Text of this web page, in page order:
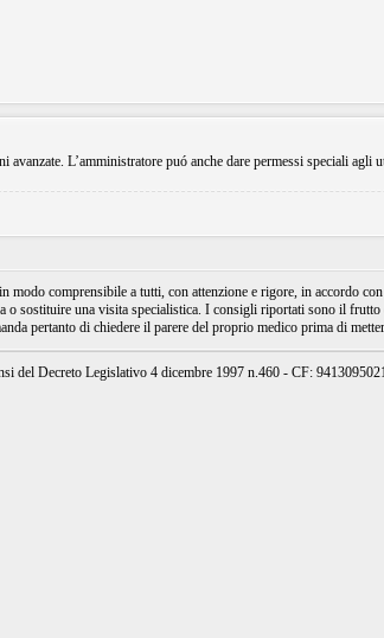
L’amministratore puó anche dare permessi speciali
comprensibile a tutti, con attenzione e rigore, in accordo
una visita specialistica. I consigli riportati sono il
pertanto di chiedere il parere del proprio medico prima di
del Decreto Legislativo 4 dicembre 1997 n.460 - CF: